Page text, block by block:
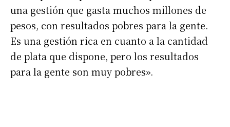
una gestión que gasta muchos millones de
pesos, con resultados pobres para la gente.
Es una gestión rica en cuanto a la cantidad
de plata que dispone, pero los resultados
para la gente son muy pobres».